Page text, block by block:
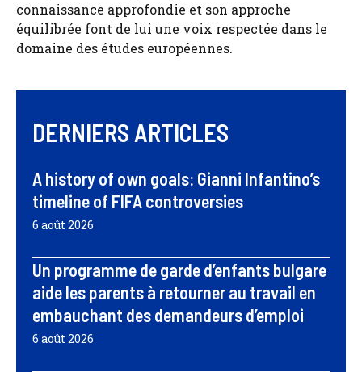
connaissance approfondie et son approche
équilibrée font de lui une voix respectée dans le
domaine des études européennes.
DERNIERS ARTICLES
A history of own goals: Gianni Infantino’s
timeline of FIFA controversies
6 août 2026
Un programme de garde d’enfants bulgare
aide les parents à retourner au travail en
embauchant des demandeurs d’emploi
6 août 2026